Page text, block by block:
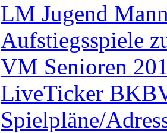
LM Jugend
Aufstiegsspiele
VM Senioren
LiveTicker
Spielpläne/